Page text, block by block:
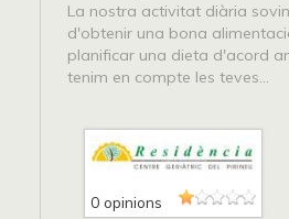
La nostra activitat diària
d'obtenir una bona
planificar una dieta d'acord
tenim en compte les teves...
0 opinions